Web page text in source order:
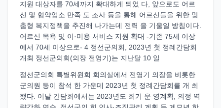
지원 대상자를 70세까지 확대하게 되었 다, 앞으로도 어르
신 및 협약업소 만족 도 조사 등을 통해 어르신들을 위한 맞
춤형 복지정책을 추진해 나가는데 전력 을 기울일 방침이다.
어르신 목욕 및 이·미용 서비스 지원 확대 -기존 75세 이상
에서 70세 이상으로- 4 정선군의회, 2023년 첫 정례간담회
개최 정선군의회(의장 전영기)는 지난달 10 일
정선군의회 특별위원회 회의실에서 전영기 의장을 비롯한
군의원 등이 참석 한 가운데 2023년 첫 정례간담회를 개 최
했다. 이날 간담회에서는 2023년도 회기 운 영계획, 의정 역